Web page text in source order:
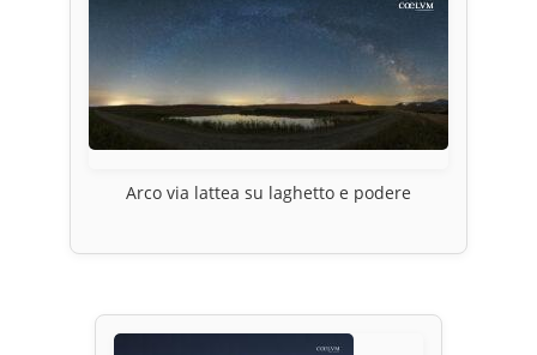
Arco via lattea su laghetto e podere